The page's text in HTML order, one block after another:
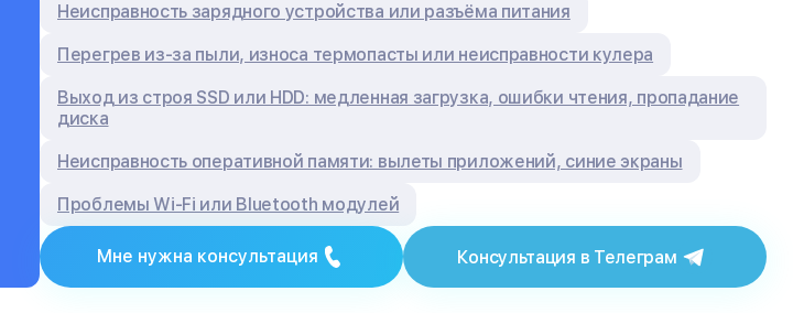
Неисправность зарядного устройства или разъёма питания
Перегрев из‑за пыли, износа термопасты или неисправности кулера
Выход из строя SSD или HDD: медленная загрузка, ошибки чтения, пропадание
диска
Неисправность оперативной памяти: вылеты приложений, синие экраны
Проблемы Wi‑Fi или Bluetooth модулей
Мне нужна консультация Консультация в Телеграм